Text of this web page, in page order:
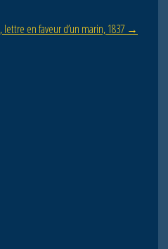
lettre en faveur d’un marin, 1837 →